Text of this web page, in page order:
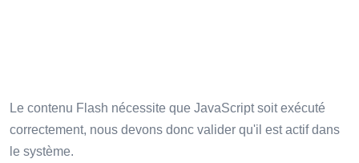
Le contenu Flash nécessite que JavaScript soit exécuté
correctement, nous devons donc valider qu'il est actif dans
le système.